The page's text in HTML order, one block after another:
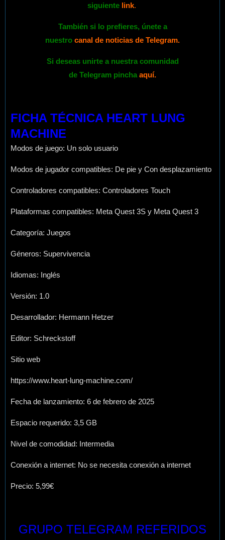
siguiente link.
También si lo prefieres, únetea
nuestro canal de noticias de Telegram.
Si deseas unirte a nuestra comunidad
de Telegram pincha aquí.
FICHA TÉCNICA HEART LUNG
MACHINE
Modos de juego: Un solo usuario
Modos de jugador compatibles: De pie y Con desplazamiento
Controladores compatibles: Controladores Touch
Plataformas compatibles: Meta Quest 3S y Meta Quest 3
Categoría: Juegos
Géneros: Supervivencia
Idiomas: Inglés
Versión: 1.0
Desarrollador: Hermann Hetzer
Editor: Schreckstoff
Sitio web
https://www.heart-lung-machine.com/
Fecha de lanzamiento: 6 de febrero de 2025
Espacio requerido: 3,5 GB
Nivel de comodidad: Intermedia
Conexión a internet: No se necesita conexión a internet
Precio: 5,99€
GRUPO TELEGRAM REFERIDOS